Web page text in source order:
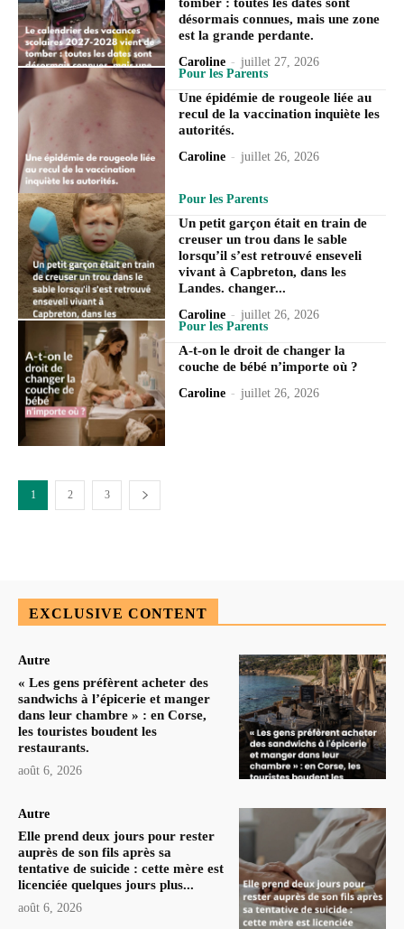
tomber : toutes les dates sont
désormais connues, mais une zone
est la grande perdante.
Caroline - juillet 27, 2026
Pour les Parents
Une épidémie de rougeole liée au
recul de la vaccination inquiète les
autorités.
Caroline - juillet 26, 2026
Pour les Parents
Un petit garçon était en train de
creuser un trou dans le sable
lorsqu’il s’est retrouvé enseveli
vivant à Capbreton, dans les
Landes. changer...
Caroline - juillet 26, 2026
Pour les Parents
A-t-on le droit de changer la
couche de bébé n’importe où ?
Caroline - juillet 26, 2026
1 2 3
EXCLUSIVE CONTENT
Autre
« Les gens préfèrent acheter des
sandwichs à l’épicerie et manger
dans leur chambre » : en Corse,
les touristes boudent les
restaurants.
août 6, 2026
Autre
Elle prend deux jours pour rester
auprès de son fils après sa
tentative de suicide : cette mère est
licenciée quelques jours plus...
août 6, 2026